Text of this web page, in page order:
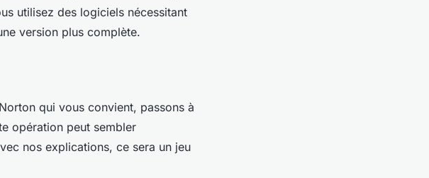
utilisez des logiciels nécessitant
version plus complète.
qui vous convient, passons à
opération peut sembler
nos explications, ce sera un jeu